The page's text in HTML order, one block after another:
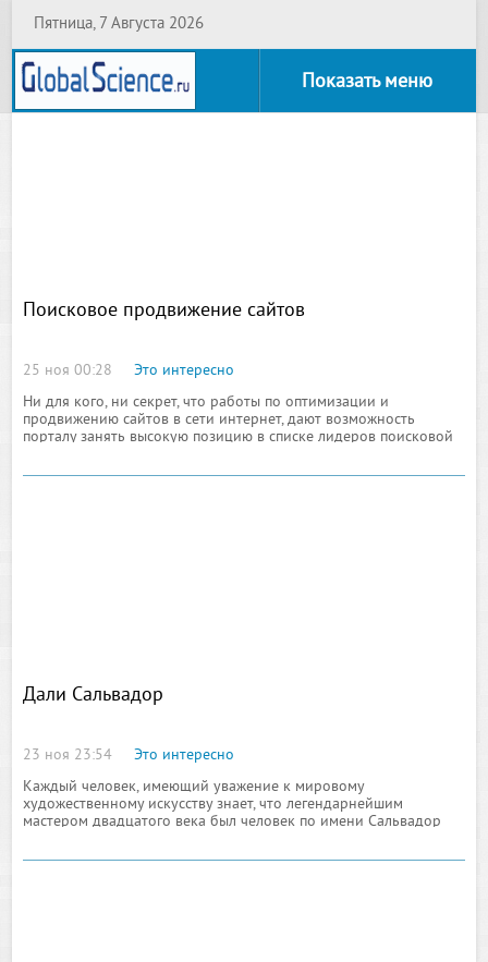
Пятница, 7 Августа 2026
Показать меню
Поисковое продвижение сайтов
25 ноя 00:28
Это интересно
Ни для кого, ни секрет, что работы по оптимизации и
продвижению сайтов в сети интернет, дают возможность
порталу занять высокую позицию в списке лидеров поисковой
Дали Сальвадор
23 ноя 23:54
Это интересно
Каждый человек, имеющий уважение к мировому
художественному искусству знает, что легендарнейшим
мастером двадцатого века был человек по имени Сальвадор
присутствует гений